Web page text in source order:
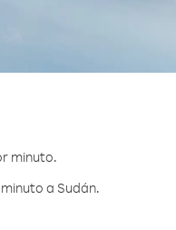
minuto.
a Sudán.